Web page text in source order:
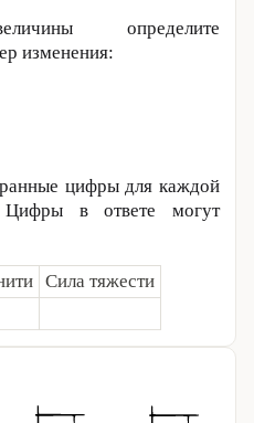
определите
изменения:
цифры для каждой
Цифры в ответе могут
Сила тяжести